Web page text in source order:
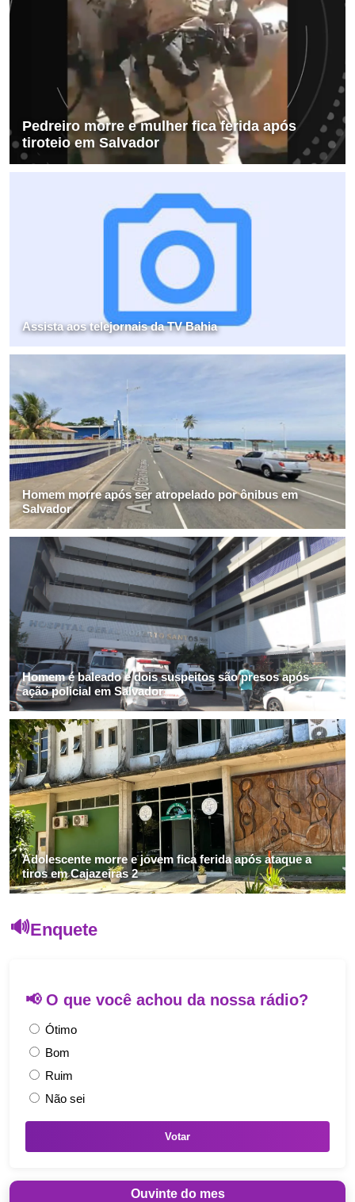
Pedreiro morre e mulher fica ferida após
tiroteio em Salvador
Assista aos telejornais da TV Bahia
Homem morre após ser atropelado por ônibus em
Salvador
Homem é baleado e dois suspeitos são presos após
ação policial em Salvador
Adolescente morre e jovem fica ferida após ataque a
tiros em Cajazeiras 2
Enquete
📢 O que você achou da nossa rádio?
Ótimo
Bom
Ruim
Não sei
Votar
Ouvinte do mes